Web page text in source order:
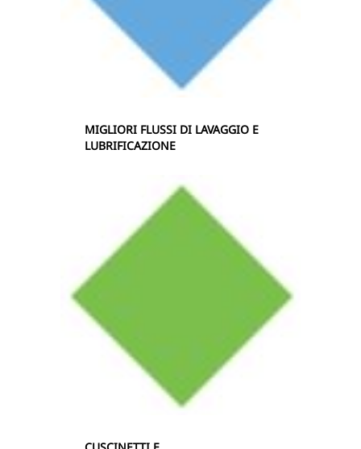
MIGLIORI FLUSSI DI LAVAGGIO E
LUBRIFICAZIONE